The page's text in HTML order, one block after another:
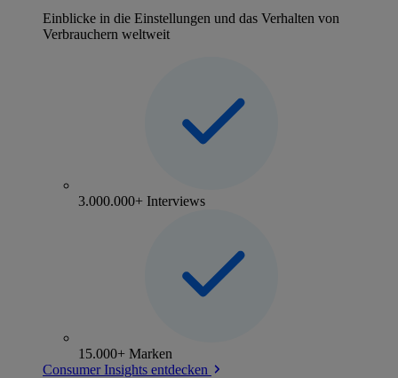
Einblicke in die Einstellungen und das Verhalten von
Verbrauchern weltweit
3.000.000+ Interviews
15.000+ Marken
Consumer Insights entdecken